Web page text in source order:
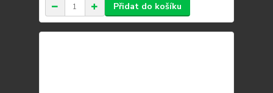
Přidat do košíku